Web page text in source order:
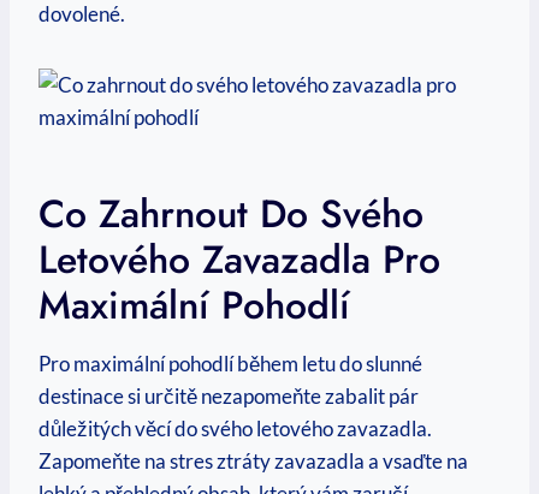
dovolené.
Co Zahrnout Do Svého
Letového Zavazadla Pro
Maximální Pohodlí
Pro maximální pohodlí během letu do slunné
destinace si určitě nezapomeňte zabalit pár
důležitých věcí do svého letového zavazadla.
Zapomeňte na stres ztráty ‌zavazadla a vsaďte na